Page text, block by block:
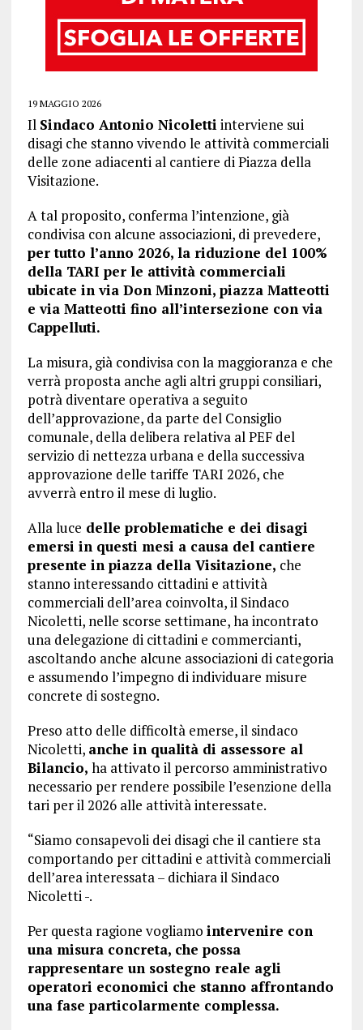
19 MAGGIO 2026
Il Sindaco Antonio Nicoletti interviene sui
disagi che stanno vivendo le attività commerciali
delle zone adiacenti al cantiere di Piazza della
Visitazione.
A tal proposito, conferma l’intenzione, già
condivisa con alcune associazioni, di prevedere,
per tutto l’anno 2026, la riduzione del 100%
della TARI per le attività commerciali
ubicate in via Don Minzoni, piazza Matteotti
e via Matteotti fino all’intersezione con via
Cappelluti.
La misura, già condivisa con la maggioranza e che
verrà proposta anche agli altri gruppi consiliari,
potrà diventare operativa a seguito
dell’approvazione, da parte del Consiglio
comunale, della delibera relativa al PEF del
servizio di nettezza urbana e della successiva
approvazione delle tariffe TARI 2026, che
avverrà entro il mese di luglio.
Alla luce delle problematiche e dei disagi
emersi in questi mesi a causa del cantiere
presente in piazza della Visitazione, che
stanno interessando cittadini e attività
commerciali dell’area coinvolta, il Sindaco
Nicoletti, nelle scorse settimane, ha incontrato
una delegazione di cittadini e commercianti,
ascoltando anche alcune associazioni di categoria
e assumendo l’impegno di individuare misure
concrete di sostegno.
Preso atto delle difficoltà emerse, il sindaco
Nicoletti, anche in qualità di assessore al
Bilancio, ha attivato il percorso amministrativo
necessario per rendere possibile l’esenzione della
tari per il 2026 alle attività interessate.
“Siamo consapevoli dei disagi che il cantiere sta
comportando per cittadini e attività commerciali
dell’area interessata – dichiara il Sindaco
Nicoletti -.
Per questa ragione vogliamo intervenire con
una misura concreta, che possa
rappresentare un sostegno reale agli
operatori economici che stanno affrontando
una fase particolarmente complessa.